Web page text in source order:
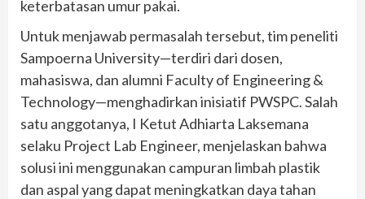
keterbatasan umur pakai.
Untuk menjawab permasalah tersebut, tim peneliti
Sampoerna University—terdiri dari dosen,
mahasiswa, dan alumni Faculty of Engineering &
Technology—menghadirkan inisiatif PWSPC. Salah
satu anggotanya, I Ketut Adhiarta Laksemana
selaku Project Lab Engineer, menjelaskan bahwa
solusi ini menggunakan campuran limbah plastik
dan aspal yang dapat meningkatkan daya tahan